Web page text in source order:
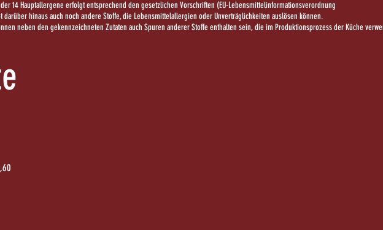
14 Hauptallergene erfolgt entsprechend den gesetzlichen Vorschriften (EU-Lebensmittelinformationsverordnung
darüber hinaus auch noch andere Stoffe, die Lebensmittelallergien oder Unverträglichkeiten auslösen können.
neben den gekennzeichneten Zutaten auch Spuren anderer Stoffe enthalten sein, die im Produktionsprozess der Küche